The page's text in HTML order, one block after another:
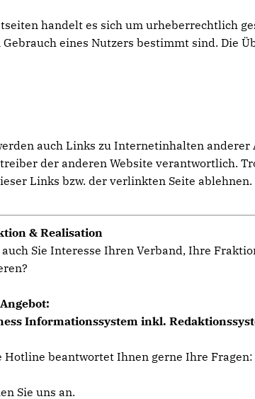
handelt es sich um urheberrechtlich
eines Nutzers bestimmt sind. Die
auch Links zu Internetinhalten
der anderen Website verantwortlich.
Links bzw. der verlinkten Seite ablehnen.
& Realisation
Sie Interesse Ihren Verband, Ihre
Informationssystem inkl.
Hotline beantwortet Ihnen gerne Ihre
Sie uns an.